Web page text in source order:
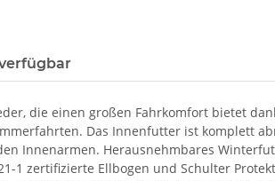
die einen großen Fahrkomfort bietet
Das Innenfutter ist komplett
Innenarmen. Herausnehmbares
1 zertifizierte Ellbogen und Schulter